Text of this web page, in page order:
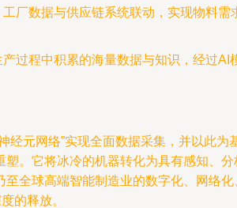
工厂数据与供应链系统联动，实现物料
产过程中积累的海量数据与知识，经过AI
经元网络”实现全面数据采集，并以此
塑。它将冰冷的机器转化为具有感知、
至全球高端智能制造业的数字化、网络
的释放。